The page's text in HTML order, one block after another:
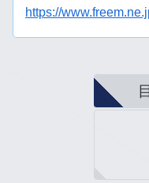
https://